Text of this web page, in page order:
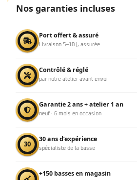
Nos garanties incluses
Port offert & assuré
Livraison 5–10 j, assurée
Contrôlé & réglé
par notre atelier avant envoi
Garantie 2 ans + atelier 1 an
neuf · 6 mois en occasion
30
30 ans d’expérience
spécialiste de la basse
+150 basses en magasin